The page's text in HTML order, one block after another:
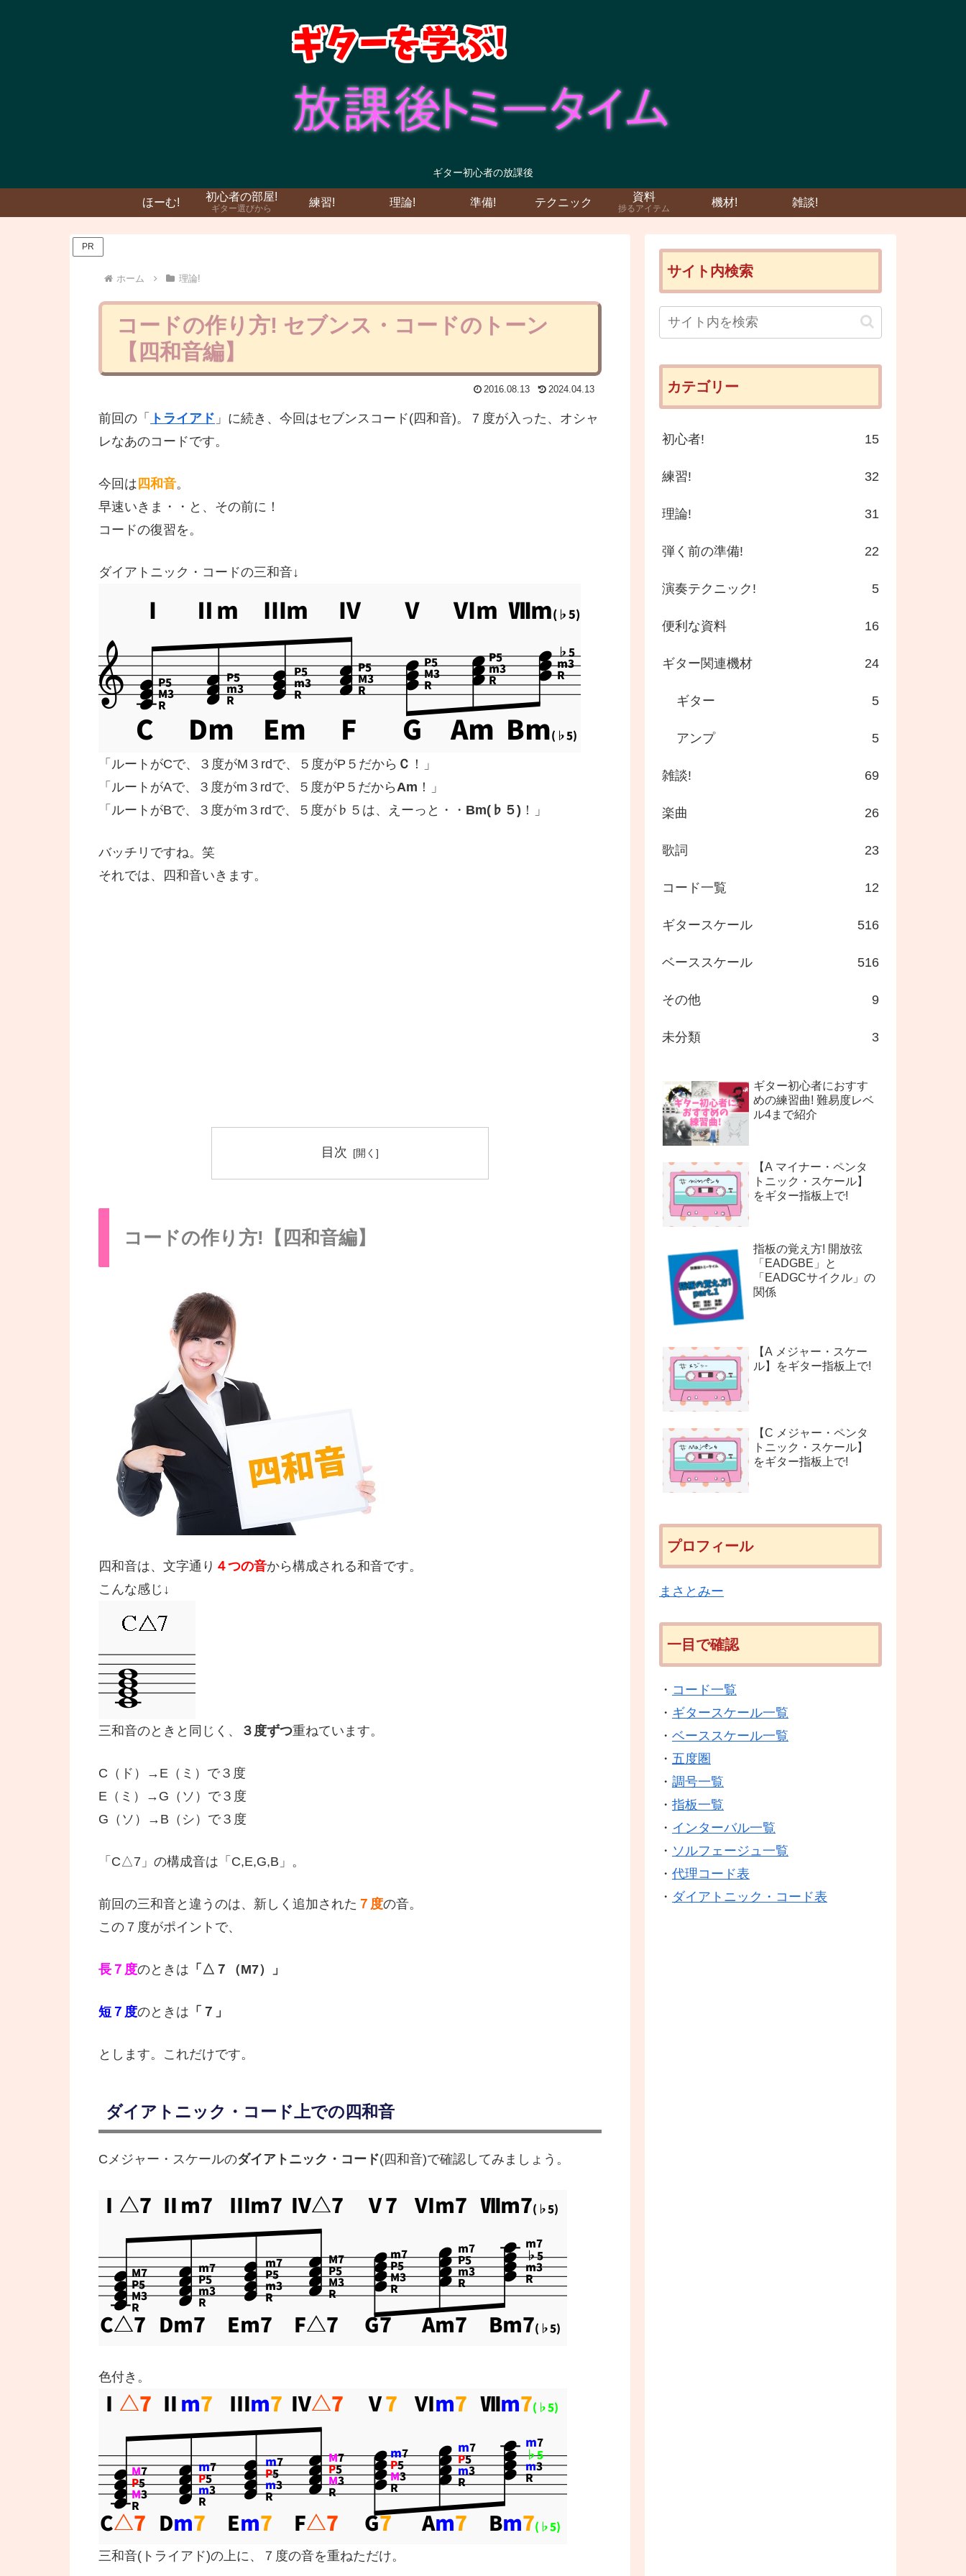
ギター初心者の放課後
ほーむ!
初心者の部屋!
ギター選びから
練習! 理論! 準備! テクニック
資料
捗るアイテム
機材! 雑談!
PR
ホーム 理論!
コードの作り方! セブンス・コードのトーン
【四和音編】
2016.08.13 2024.04.13
前回の「 トライアド 」に続き、今回はセブンスコード(四和音)。７度が入った、オシャ
レなあのコードです。
今回は 四和音。
早速いきま・・と、その前に！
コードの復習を。
ダイアトニック・コードの三和音↓
「ルートがCで、３度がM３rdで、５度がP５だから Ｃ ！」
「ルートがAで、３度がm３rdで、５度がP５だから Am ！」
「ルートがBで、３度がm３rdで、５度が♭５は、えーっと・・ Bm(♭５) ！」
バッチリですね。笑
それでは、四和音いきます。
目次
コードの作り方!【四和音編】
四和音は、文字通り ４つの音から構成される和音です。
こんな感じ↓
三和音のときと同じく、 ３度ずつ重ねています。
C（ド）→E（ミ）で３度
E（ミ）→G（ソ）で３度
G（ソ）→B（シ）で３度
「C△7」の構成音は「C,E,G,B」。
前回の三和音と違うのは、新しく追加された ７度の音。
この７度がポイントで、
長７度のときは 「△７（M7）」
短７度のときは 「７」
とします。これだけです。
ダイアトニック・コード上での四和音
Cメジャー・スケールのダイアトニック・コード(四和音)で確認してみましょう。
色付き。
三和音(トライアド)の上に、７度の音を重ねただけ。
サイト内検索
カテゴリー
初心者! 15
練習! 32
理論! 31
弾く前の準備! 22
演奏テクニック! 5
便利な資料 16
ギター関連機材 24
ギター 5
アンプ 5
雑談! 69
楽曲 26
歌詞 23
コード一覧 12
ギタースケール 516
ベーススケール 516
その他 9
未分類 3
ギター初心者におすす
めの練習曲! 難易度レベ
ル4まで紹介
【A マイナー・ペンタ
トニック・スケール】
をギター指板上で!
指板の覚え方! 開放弦
「EADGBE」と
「EADGCサイクル」の
関係
【A メジャー・スケー
ル】をギター指板上で!
【C メジャー・ペンタ
トニック・スケール】
をギター指板上で!
プロフィール
まさとみー
一目で確認
・ コード一覧
・ ギタースケール一覧
・ ベーススケール一覧
・ 五度圏
・ 調号一覧
・ 指板一覧
・ インターバル一覧
・ ソルフェージュ一覧
・ 代理コード表
・ ダイアトニック・コード表